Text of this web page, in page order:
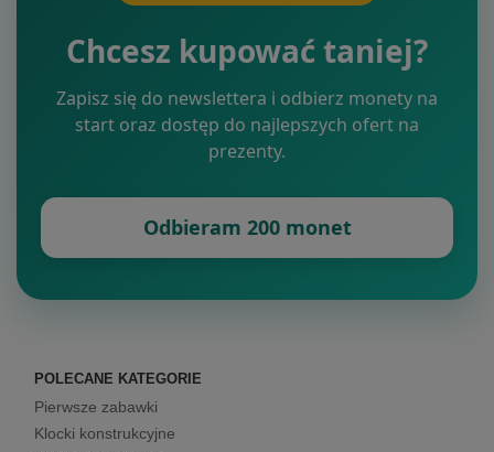
Chcesz kupować taniej?
Zapisz się do newslettera i odbierz monety na
start oraz dostęp do najlepszych ofert na
prezenty.
Odbieram 200 monet
POLECANE KATEGORIE
Pierwsze zabawki
Klocki konstrukcyjne